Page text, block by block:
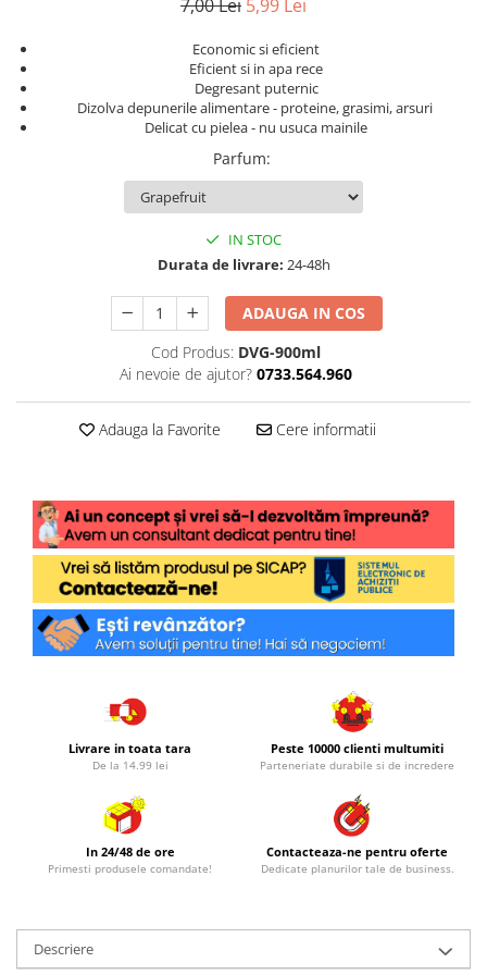
7,00 Lei 5,99 Lei
Economic si eficient
Eficient si in apa rece
Degresant puternic
Dizolva depunerile alimentare - proteine, grasimi, arsuri
Delicat cu pielea - nu usuca mainile
Parfum:
IN STOC
Durata de livrare: 24-48h
ADAUGA IN COS
Cod Produs: DVG-900ml
Ai nevoie de ajutor? 0733.564.960
Adauga la Favorite Cere informatii
Livrare in toata tara
De la 14.99 lei
Peste 10000 clienti multumiti
Parteneriate durabile si de incredere
In 24/48 de ore
Primesti produsele comandate!
Contacteaza-ne pentru oferte
Dedicate planurilor tale de business.
Descriere